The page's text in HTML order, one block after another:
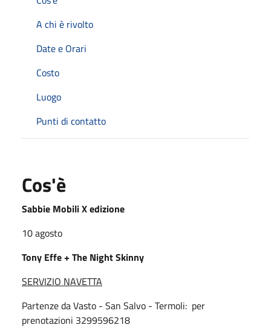
A chi è rivolto
Date e Orari
Costo
Luogo
Punti di contatto
Cos'è
Sabbie Mobili X edizione
10 agosto
Tony Effe + The Night Skinny
SERVIZIO NAVETTA
Partenze da Vasto - San Salvo - Termoli: per
prenotazioni 3299596218